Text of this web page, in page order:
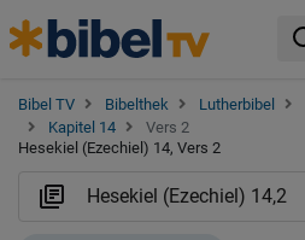
Bibel TV Bibelthek Lutherbibel
Kapitel 14
Vers 2
Hesekiel (Ezechiel) 14, Vers 2